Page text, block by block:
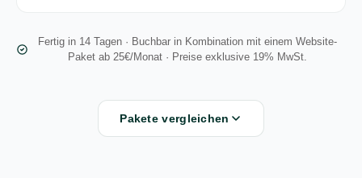
Fertig in 14 Tagen · Buchbar in Kombination mit einem Website-
Paket ab 25€/Monat · Preise exklusive 19% MwSt.
Pakete vergleichen